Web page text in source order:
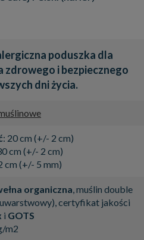
poduszka dla
zdrowego i bezpiecznego
dni życia.
: 20 cm (+/- 2 cm)
cm (+/- 2 cm)
cm (+/- 5 mm)
organiczna, muślin double
certyfikat jakości
i GOTS
m2